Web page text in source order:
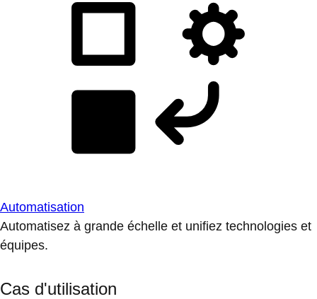
Automatisation
Automatisez à grande échelle et unifiez technologies et
équipes.
Cas d'utilisation